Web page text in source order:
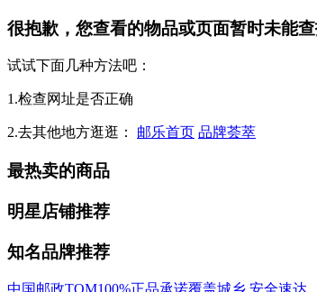
很抱歉，您查看的物品或页面暂时未能查
试试下面几种方法吧：
1.检查网址是否正确
2.去其他地方逛逛： 邮乐首页 品牌荟萃
最热卖的商品
明星店铺推荐
知名品牌推荐